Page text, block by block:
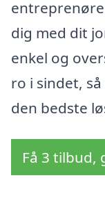
dig med dit
enkel og
ro i sindet,
den bedste
Få 3